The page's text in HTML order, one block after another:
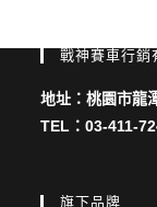
戰神賽車行
地址：桃園市龍
TEL：03-411-
旗下品牌